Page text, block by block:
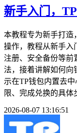
新手入门，
本教程专为新手打造
操作，教程从新手入
注册、安全备份等前
法，接着讲解如何向
示在TP钱包内置去
限、完成兑换的具体
2026-08-07 13:16:51